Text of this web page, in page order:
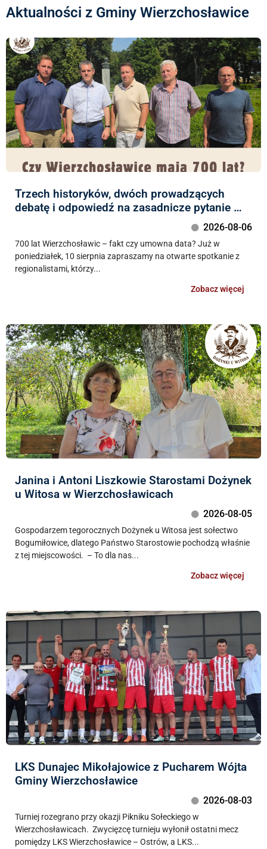
Aktualności z Gminy Wierzchosławice
Trzech historyków, dwóch prowadzących
debatę i odpowiedź na zasadnicze pytanie …
2026-08-06
700 lat Wierzchosławic – fakt czy umowna data? Już w
poniedziałek, 10 sierpnia zapraszamy na otwarte spotkanie z
regionalistami, którzy...
Zobacz więcej
Janina i Antoni Liszkowie Starostami Dożynek
u Witosa w Wierzchosławicach
2026-08-05
Gospodarzem tegorocznych Dożynek u Witosa jest sołectwo
Bogumiłowice, dlatego Państwo Starostowie pochodzą właśnie
z tej miejscowości. – To dla nas...
Zobacz więcej
LKS Dunajec Mikołajowice z Pucharem Wójta
Gminy Wierzchosławice
2026-08-03
Turniej rozegrano przy okazji Pikniku Sołeckiego w
Wierzchosławicach. Zwycięzcę turnieju wyłonił ostatni mecz
pomiędzy LKS Wierzchosławice – Ostrów, a LKS...